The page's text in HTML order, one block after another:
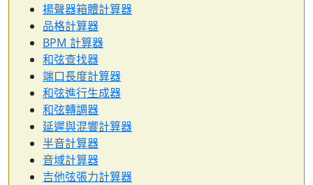
揚聲器箱體計算器
品格計算器
BPM 計算器
和弦查找器
端口長度計算器
和弦進行生成器
和弦轉調器
延遲與混響計算器
半音計算器
音域計算器
吉他弦張力計算器